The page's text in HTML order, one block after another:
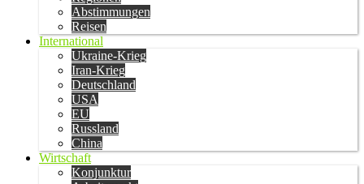
Abstimmungen
Reisen
International
Ukraine-Krieg
Iran-Krieg
Deutschland
USA
EU
Russland
China
Wirtschaft
Konjunktur